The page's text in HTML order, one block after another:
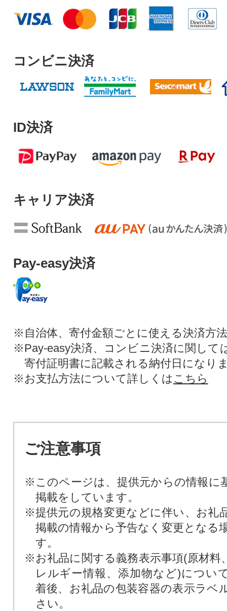
コンビニ決済
ID決済
キャリア決済
Pay-easy決済
※自治体、寄付金額ごとに使える決済方
※Pay-easy決済、コンビニ決済に関して
寄付証明書に記載される納付日になり
※お支払方法について詳しくは こちら
ご注意事項
※このページは、提供元からの情報に
掲載をしています。
※提供元の規格変更などに伴い、お礼
掲載の情報から予告なく変更となる
す。
※お礼品に関する義務表示事項(原材料
レルギー情報、添加物など)につい
着後、お礼品の包装容器の表示ラベ
さい。